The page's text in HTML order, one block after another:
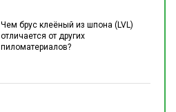
Чем брус клеёный из шпона (LVL)
отличается от других
пиломатериалов?